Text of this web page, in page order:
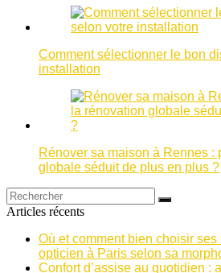
Comment sélectionner le bon
installation
Rénover sa maison à Rennes :
globale séduit de plus en plus ?
Articles récents
Où et comment bien choisir ses
opticien à Paris selon sa
Confort d’assise au quotidien :